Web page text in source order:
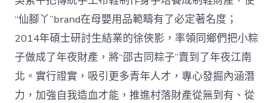
“仙腳丫”brand在母嬰用品範疇有了必定著名度；
2014年碩士研討生結業的徐俠影，率領同鄉們把小粽
子做成了年夜財產，將“邵古同粽子”賣到了年夜江南
北。實行證實，吸引更多青年人才，專心發掘內涵潛
力，加強自我造血才能，推進村落財產從無到有、從